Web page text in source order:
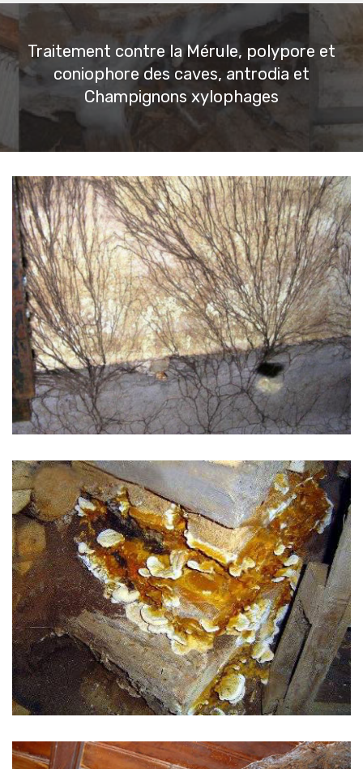
Traitement contre la Mérule, polypore et
coniophore des caves, antrodia et
Champignons xylophages